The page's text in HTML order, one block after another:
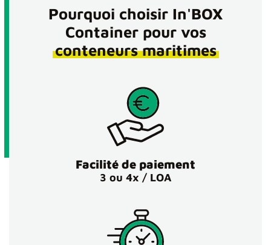
Pourquoi choisir In'BOX
Container pour vos
conteneurs maritimes
Facilité de paiement
3 ou 4x / LOA